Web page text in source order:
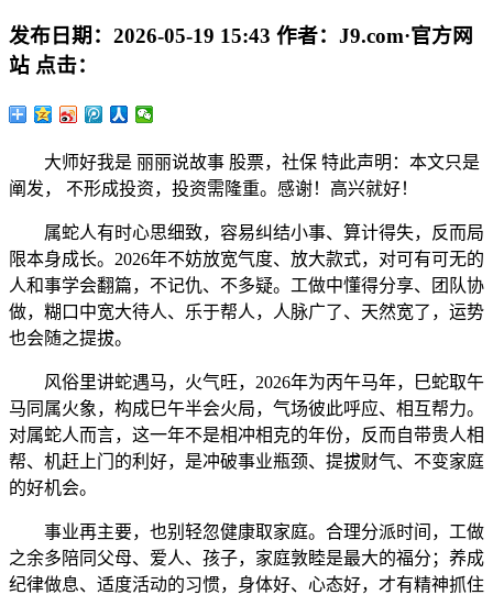
发布日期： 2026-05-19 15:43 作者： J9.com·官方网
站 点击：
大师好我是 丽丽说故事 股票，社保 特此声明：本文只是
阐发， 不形成投资，投资需隆重。感谢！高兴就好！
属蛇人有时心思细致，容易纠结小事、算计得失，反而局
限本身成长。2026年不妨放宽气度、放大款式，对可有可无的
人和事学会翻篇，不记仇、不多疑。工做中懂得分享、团队协
做，糊口中宽大待人、乐于帮人，人脉广了、天然宽了，运势
也会随之提拔。
风俗里讲蛇遇马，火气旺，2026年为丙午马年，巳蛇取午
马同属火象，构成巳午半会火局，气场彼此呼应、相互帮力。
对属蛇人而言，这一年不是相冲相克的年份，反而自带贵人相
帮、机赶上门的利好，是冲破事业瓶颈、提拔财气、不变家庭
的好机会。
事业再主要，也别轻忽健康取家庭。合理分派时间，工做
之余多陪同父母、爱人、孩子，家庭敦睦是最大的福分；养成
纪律做息、适度活动的习惯，身体好、心态好，才有精神抓住